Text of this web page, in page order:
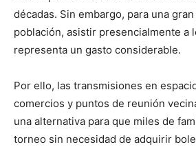
décadas. Sin embargo, para una
población, asistir presencialmente a
representa un gasto considerable.
Por ello, las transmisiones en
comercios y puntos de reunión
una alternativa para que miles de
torneo sin necesidad de adquirir